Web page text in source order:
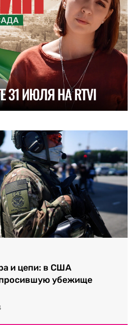
и цепи: в США
убежище